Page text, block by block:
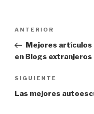
entradas
Entrada
anterior:
ANTERIOR
Mejores
en Blogs extranjeros
Siguiente
entrada
SIGUIENTE
Las mejores